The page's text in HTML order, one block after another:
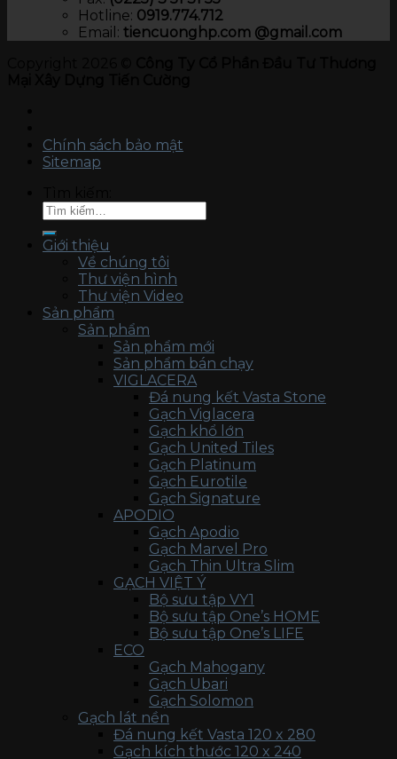
Hotline: 0919.774.712​
Email: tiencuonghp.com @gmail.com
Chính sách bảo mật
Sitemap
Giới thiệu
Về chúng tôi
Thư viện hình
Thư viện Video
Sản phẩm
Sản phẩm
Sản phẩm mới
Sản phẩm bán chạy
VIGLACERA
Đá nung kết Vasta Stone
Gạch Viglacera
Gạch khổ lớn
Gạch United Tiles
Gạch Platinum
Gạch Eurotile
Gạch Signature
APODIO
Gạch Apodio
Gạch Marvel Pro
Gạch Thin Ultra Slim
GẠCH VIỆT Ý
Bộ sưu tập VY1
Bộ sưu tập One’s HOME
Bộ sưu tập One’s LIFE
ECO
Gạch Mahogany
Gạch Ubari
Gạch Solomon
Gạch lát nền
Đá nung kết Vasta 120 x 280
Gạch kích thước 120 x 240